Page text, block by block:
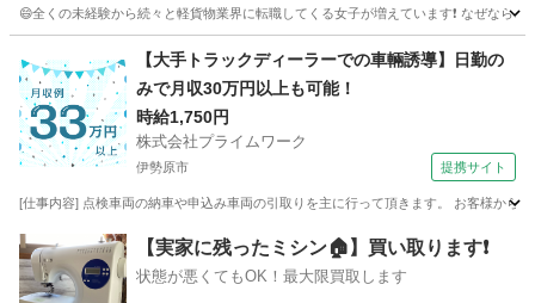
😄全くの未経験から続々と軽貨物業界に転職してくる女子が増えています❗️ なぜなら
川和町駅 配送 ネットスーパー
【大手トラックディーラーでの車輛誘導】日勤の
みで月収30万円以上も可能！
時給1,750円
株式会社プライムワーク
伊勢原市 提携サイト
[仕事内容] 点検車両の納車や申込み車両の引取りを主に行って頂きます。 お客様から
伊勢原市 ドライバー
【実家に残ったミシン🏠】買い取ります❗️
状態が悪くてもOK！最大限買取します